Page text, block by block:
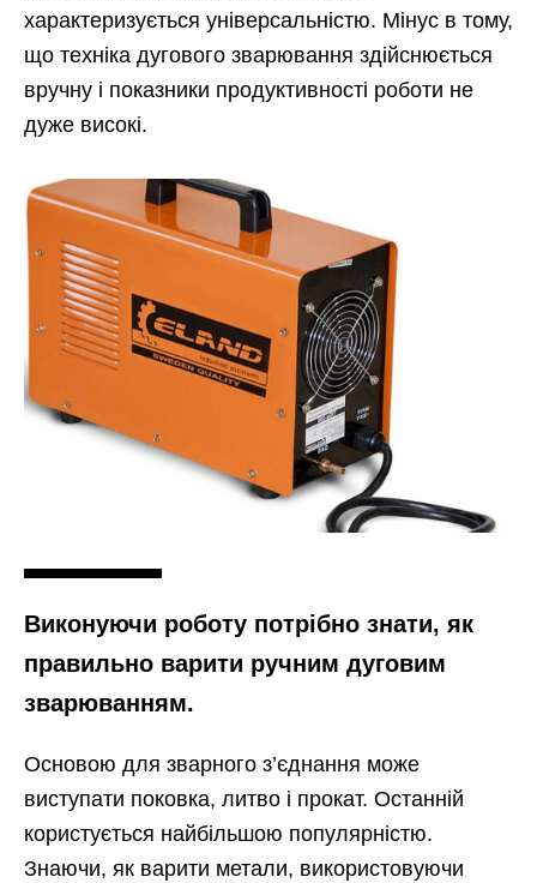
характеризується універсальністю. Мінус в тому,
що техніка дугового зварювання здійснюється
вручну і показники продуктивності роботи не
дуже високі.
Виконуючи роботу потрібно знати, як
правильно варити ручним дуговим
зварюванням.
Основою для зварного з’єднання може
виступати поковка, литво і прокат. Останній
користується найбільшою популярністю.
Знаючи, як варити метали, використовуючи